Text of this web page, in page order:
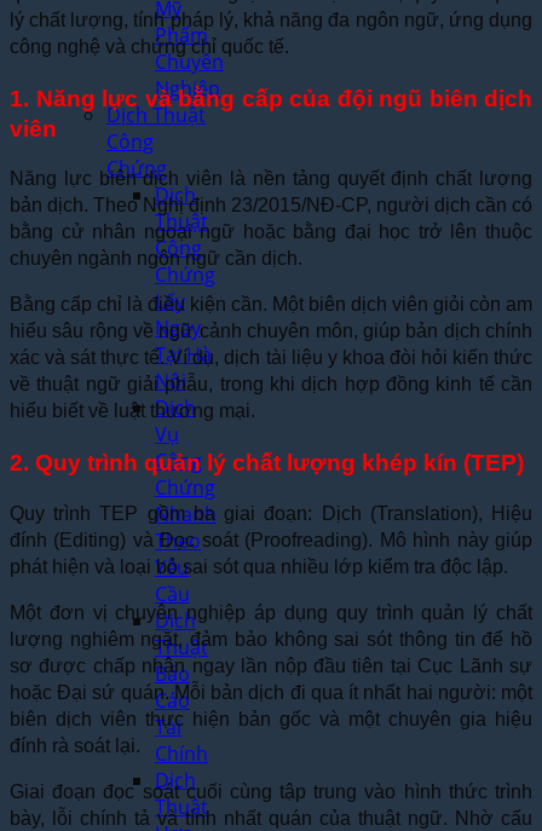
Mỹ
Phẩm
Chuyên
Nghiệp
Dịch Thuật
Công
Chứng
Dịch
Thuật
Công
Chứng
Lấy
Ngay
Tại Hà
Nội
Dịch
Vụ
Công
Chứng
Nhanh
Theo
Yêu
Cầu
Dịch
Thuật
Báo
Cáo
Tài
Chính
Dịch
Thuật
lý chất lượng, tính pháp lý, khả năng đa ngôn ngữ, ứng dụng
công nghệ và chứng chỉ quốc tế.
1. Năng lực và bằng cấp của đội ngũ biên dịch
viên
Năng lực biên dịch viên là nền tảng quyết định chất lượng
bản dịch. Theo Nghị định 23/2015/NĐ-CP, người dịch cần có
bằng cử nhân ngoại ngữ hoặc bằng đại học trở lên thuộc
chuyên ngành ngôn ngữ cần dịch.
Bằng cấp chỉ là điều kiện cần. Một biên dịch viên giỏi còn am
hiểu sâu rộng về ngữ cảnh chuyên môn, giúp bản dịch chính
xác và sát thực tế. Ví dụ, dịch tài liệu y khoa đòi hỏi kiến thức
về thuật ngữ giải phẫu, trong khi dịch hợp đồng kinh tế cần
hiểu biết về luật thương mại.
2. Quy trình quản lý chất lượng khép kín (TEP)
Quy trình TEP gồm ba giai đoạn: Dịch (Translation), Hiệu
đính (Editing) và Đọc soát (Proofreading). Mô hình này giúp
phát hiện và loại bỏ sai sót qua nhiều lớp kiểm tra độc lập.
Một đơn vị chuyên nghiệp áp dụng quy trình quản lý chất
lượng nghiêm ngặt, đảm bảo không sai sót thông tin để hồ
sơ được chấp nhận ngay lần nộp đầu tiên tại Cục Lãnh sự
hoặc Đại sứ quán. Mỗi bản dịch đi qua ít nhất hai người: một
biên dịch viên thực hiện bản gốc và một chuyên gia hiệu
đính rà soát lại.
Giai đoạn đọc soát cuối cùng tập trung vào hình thức trình
bày, lỗi chính tả và tính nhất quán của thuật ngữ. Nhờ cấu